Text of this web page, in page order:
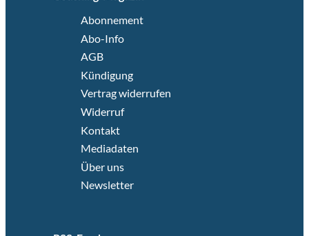
Abonnement
Abo-Info
AGB
Kündigung
Vertrag widerrufen
Widerruf
Kontakt
Mediadaten
Über uns
Newsletter